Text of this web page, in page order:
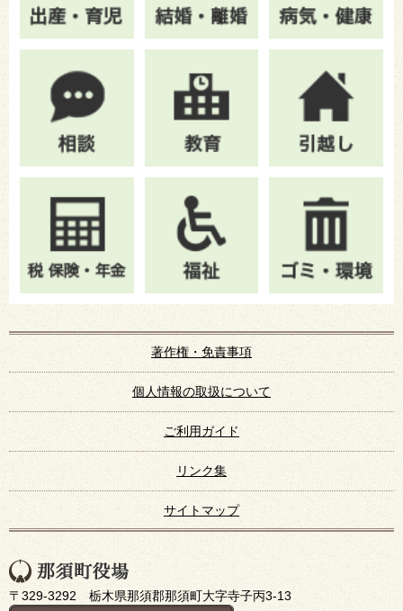
著作権・免責事項
個人情報の取扱について
ご利用ガイド
リンク集
サイトマップ
〒329-3292 栃木県那須郡那須町大字寺子丙3-13